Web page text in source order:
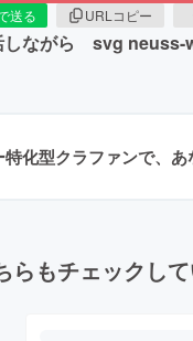
送る URLコピー
ながら svg neuss-
化型クラファンで、
らもチェックし